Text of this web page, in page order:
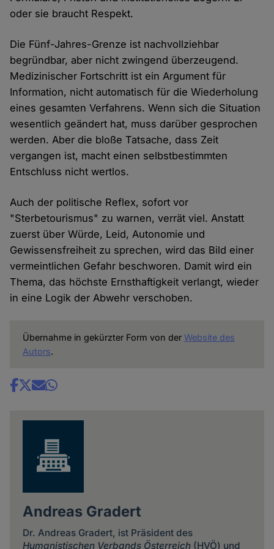
oder sie braucht Respekt.
Die Fünf-Jahres-Grenze ist nachvollziehbar
begründbar, aber nicht zwingend überzeugend.
Medizinischer Fortschritt ist ein Argument für
Information, nicht automatisch für die Wiederholung
eines gesamten Verfahrens. Wenn sich die Situation
wesentlich geändert hat, muss darüber gesprochen
werden. Aber die bloße Tatsache, dass Zeit
vergangen ist, macht einen selbstbestimmten
Entschluss nicht wertlos.
Auch der politische Reflex, sofort vor
"Sterbetourismus" zu warnen, verrät viel. Anstatt
zuerst über Würde, Leid, Autonomie und
Gewissensfreiheit zu sprechen, wird das Bild einer
vermeintlichen Gefahr beschworen. Damit wird ein
Thema, das höchste Ernsthaftigkeit verlangt, wieder
in eine Logik der Abwehr verschoben.
Übernahme in gekürzter Form von der Website des
Autors.
Share
Andreas Gradert
Dr. Andreas Gradert, ist Präsident des
Humanistischen Verbands Österreich(HVÖ) und